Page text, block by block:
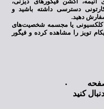
دسترسی داشته باشید و
دهید.
کلکسیونی یا مجسمه شخصیت‌های
تویز را مشاهده کرده و فیگور
کنید